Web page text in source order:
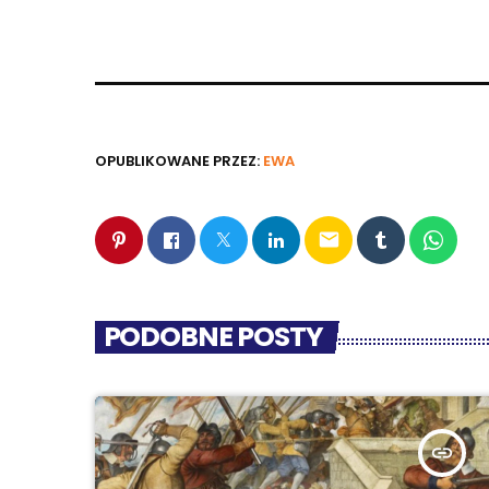
OPUBLIKOWANE PRZEZ: EWA
email
PODOBNE POSTY
insert_link